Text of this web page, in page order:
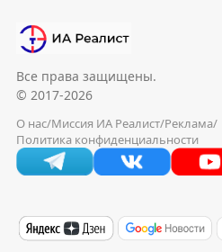
Все права защищены.
© 2017-2026
О нас/Миссия ИА Реалист/Реклама/
Политика конфиденциальности